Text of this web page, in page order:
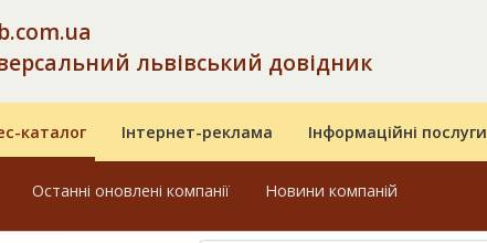
львівський довідник
каталог Інтернет-реклама Інформаційні послуги
Останні оновлені компанії Новини компаній